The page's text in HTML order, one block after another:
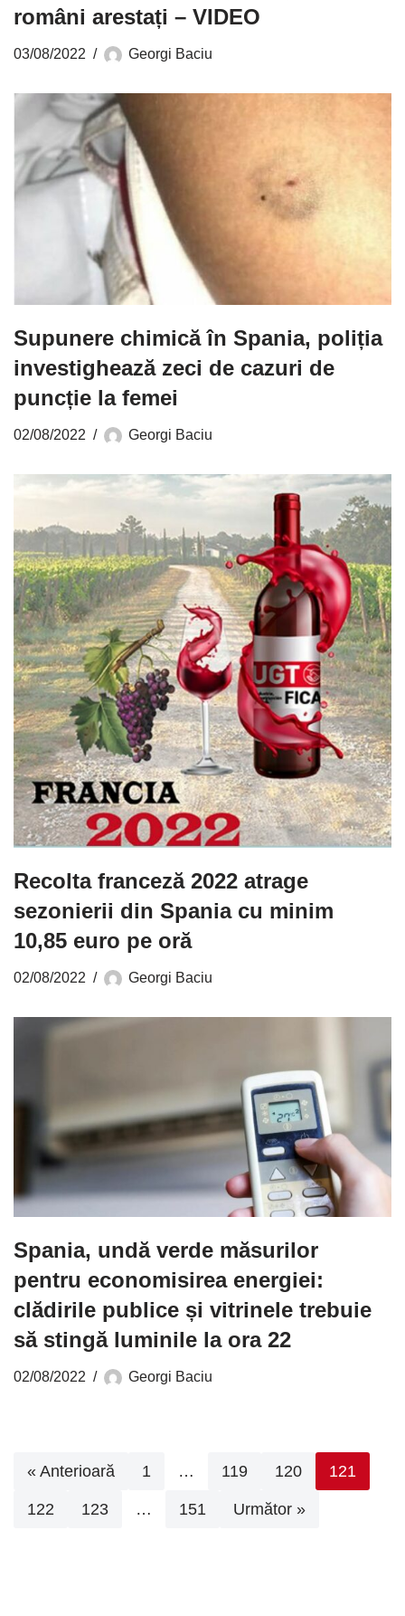
români arestați – VIDEO
03/08/2022 Georgi Baciu
Supunere chimică în Spania, poliția
investighează zeci de cazuri de
puncție la femei
02/08/2022 Georgi Baciu
Recolta franceză 2022 atrage
sezonierii din Spania cu minim
10,85 euro pe oră
02/08/2022 Georgi Baciu
Spania, undă verde măsurilor
pentru economisirea energiei:
clădirile publice și vitrinele trebuie
să stingă luminile la ora 22
02/08/2022 Georgi Baciu
« Anterioară 1 … 119 120 121
122 123 … 151 Următor »